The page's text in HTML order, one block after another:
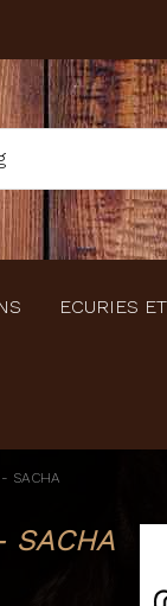
ECURIES
SACHA